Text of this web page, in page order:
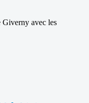
Giverny avec les